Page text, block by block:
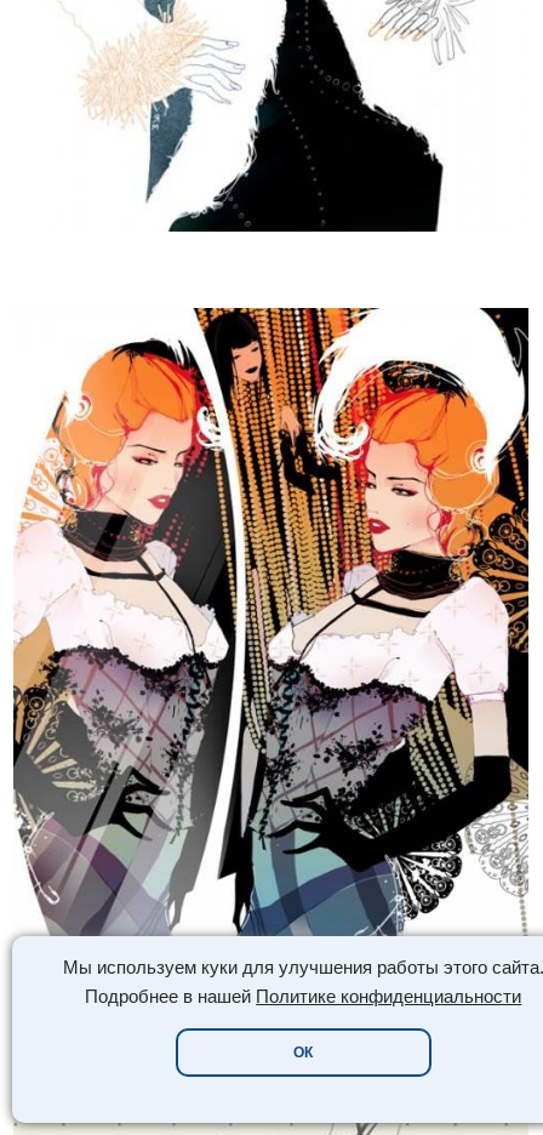
Мы используем куки для улучшения работы этого сайта.
Подробнее в нашей Политике конфиденциальности
ОК